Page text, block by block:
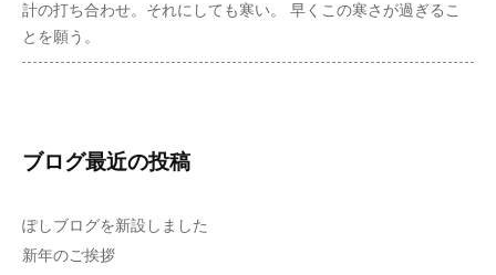
計の打ち合わせ。それにしても寒い。 早くこの寒さが過ぎるこ
とを願う。
ブログ最近の投稿
ぽしブログを新設しました
新年のご挨拶